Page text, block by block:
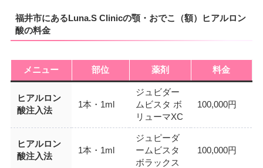
福井市にあるLuna.S Clinicの顎・おでこ（額）ヒアルロン
酸の料金
メニュー 部位 薬剤 料金
ヒアルロン
酸注入法
1本・1ml
ジュビダー
ムビスタ ボ
リューマXC
100,000円
ヒアルロン
酸注入法
1本・1ml
ジュピーダ
ームビスタ
ボラックス
100,000円